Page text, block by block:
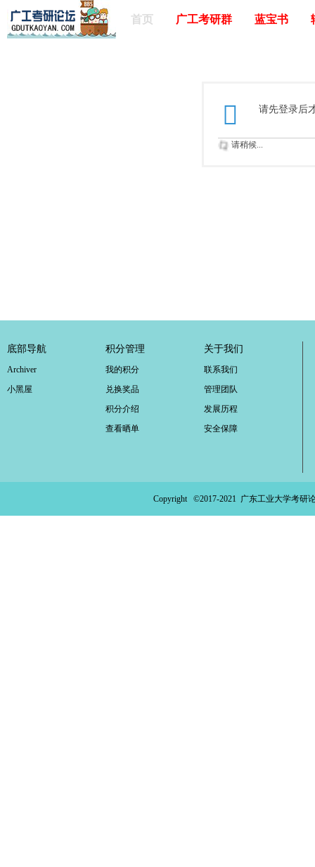
首页 广工考研群 蓝宝书
请先登录后
请稍候...
底部导航
Archiver
小黑屋
积分管理
我的积分
兑换奖品
积分介绍
查看晒单
关于我们
联系我们
管理团队
发展历程
安全保障
Copyright ©2017-2021 广东工业大学考研